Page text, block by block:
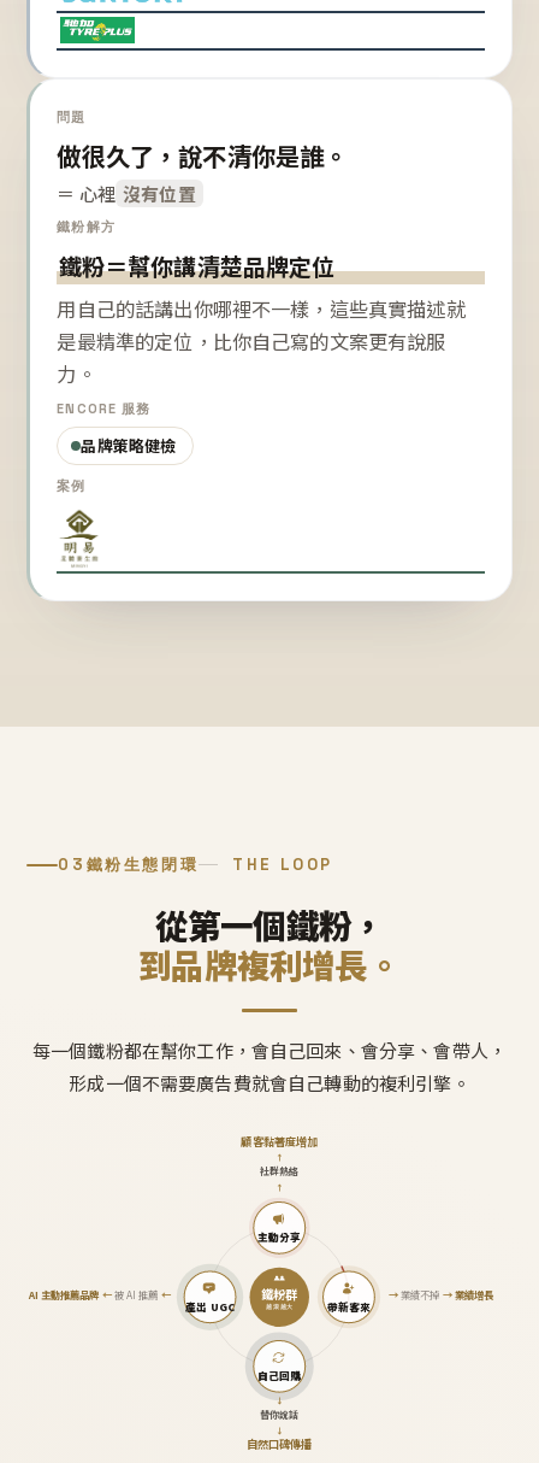
問題
做很久了，說不清你是誰。
＝ 心裡 沒有位置
鐵粉解方
鐵粉＝幫你講清楚品牌定位
用自己的話講出你哪裡不一樣，這些真實描述就
是最精準的定位，比你自己寫的文案更有說服
力。
ENCORE 服務
品牌策略健檢
案例
03 鐵粉生態閉環 THE LOOP
從第一個鐵粉，
到品牌複利增長。
每一個鐵粉都在幫你工作，會自己回來、會分享、會帶人，
形成一個不需要廣告費就會自己轉動的複利引擎。
鐵粉群
越滾越大
主動分享
↑
社群熱絡
↑
顧客黏著度增加
帶新客來
→業績不掉 →業績增長
自己回購
↓
替你說話
↓
自然口碑傳播
產出 UGC
AI 主動推薦品牌←被 AI 推薦 ←